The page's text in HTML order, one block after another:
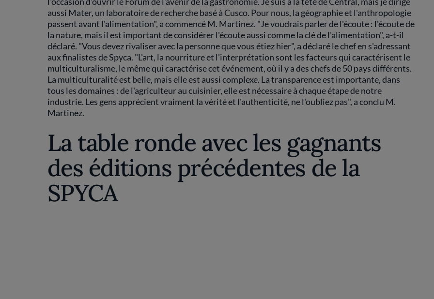
aussi Mater, un laboratoire de recherche basé à Cusco. Pour nous, la géographie et l'anthropologie
passent avant l'alimentation", a commencé M. Martinez. "Je voudrais parler de l'écoute : l'écoute de
la nature, mais il est important de considérer l'écoute aussi comme la clé de l'alimentation", a-t-il
déclaré. "Vous devez rivaliser avec la personne que vous étiez hier", a déclaré le chef en s'adressant
aux finalistes de Spyca. "L'art, la nourriture et l'interprétation sont les facteurs qui caractérisent le
multiculturalisme, le même qui caractérise cet événement, où il y a des chefs de 50 pays différents.
La multiculturalité est belle, mais elle est aussi complexe. La transparence est importante, dans
tous les domaines : de l'agriculteur au cuisinier, elle est nécessaire à chaque étape de notre
industrie. Les gens apprécient vraiment la vérité et l'authenticité, ne l'oubliez pas", a conclu M.
Martinez.
La table ronde avec les gagnants
des éditions précédentes de la
SPYCA